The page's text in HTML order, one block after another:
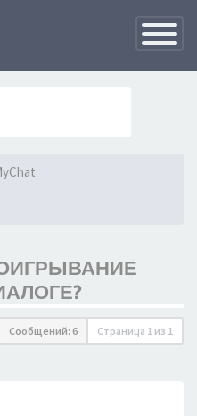
Сообщений: 6 Страница 1 из 1